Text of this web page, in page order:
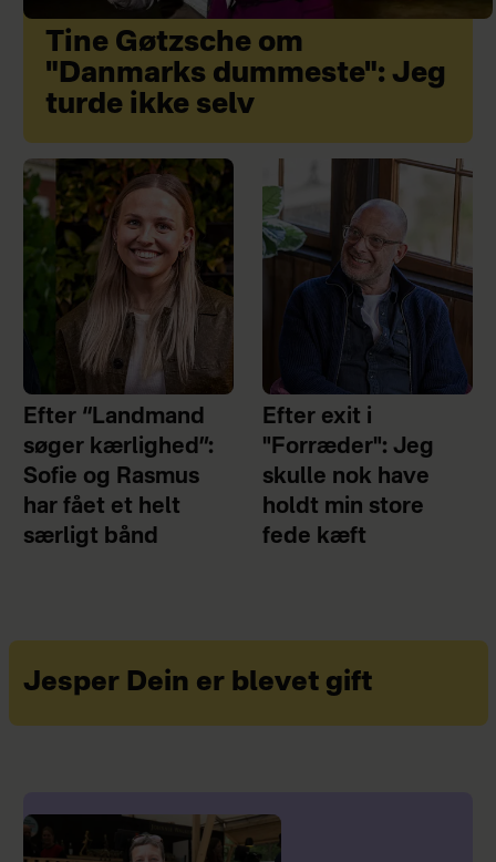
Tine Gøtzsche om
"Danmarks dummeste": Jeg
turde ikke selv
Efter “Landmand
søger kærlighed”:
Sofie og Rasmus
har fået et helt
særligt bånd
Efter exit i
"Forræder": Jeg
skulle nok have
holdt min store
fede kæft
Jesper Dein er blevet gift